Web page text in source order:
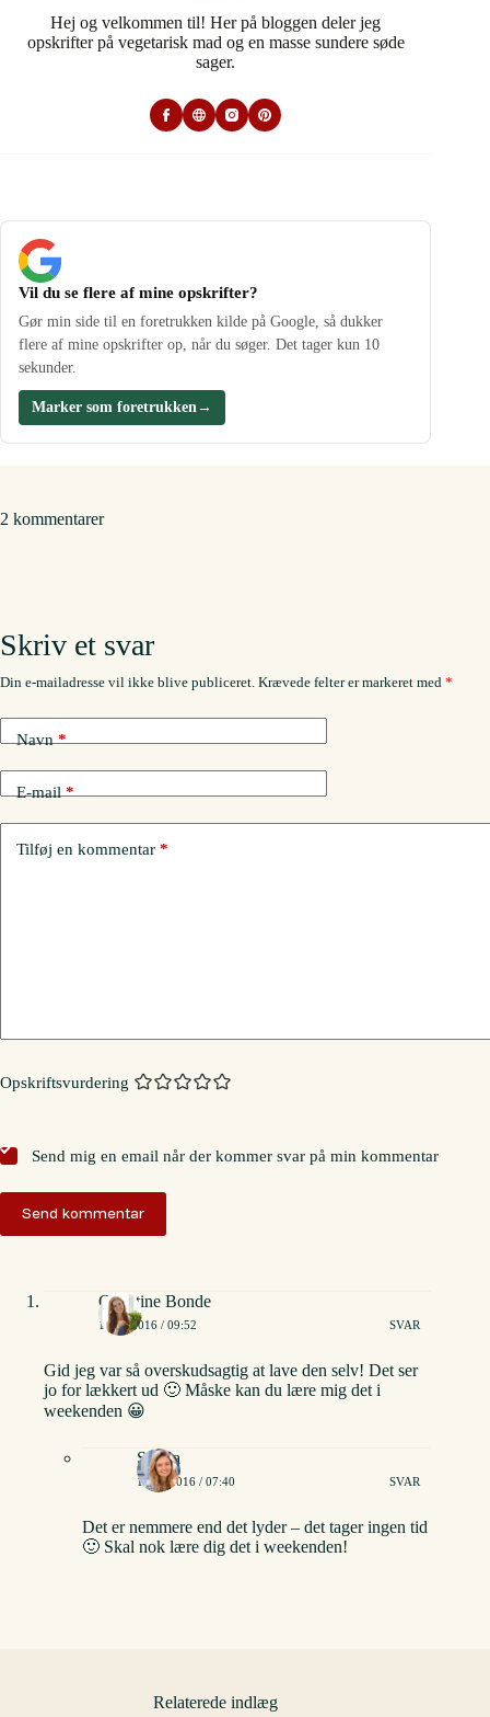
Hej og velkommen til! Her på bloggen deler jeg
opskrifter på vegetarisk mad og en masse sundere søde
sager.
Vil du se flere af mine opskrifter?
Gør min side til en foretrukken kilde på Google, så dukker
flere af mine opskrifter op, når du søger. Det tager kun 10
sekunder.
Marker som foretrukken →
2 kommentarer
Skriv et svar
Din e-mailadresse vil ikke blive publiceret. Krævede felter er markeret med *
Navn*
E-mail*
Tilføj en kommentar *
Opskriftsvurdering
Send mig en email når der kommer svar på min kommentar
Send kommentar
Christine Bonde
11/02/2016 / 09:52 SVAR
Gid jeg var så overskudsagtig at lave den selv! Det ser
jo for lækkert ud 🙂 Måske kan du lære mig det i
weekenden 😀
Stinna
12/02/2016 / 07:40 SVAR
Det er nemmere end det lyder – det tager ingen tid
🙂 Skal nok lære dig det i weekenden!
Relaterede indlæg